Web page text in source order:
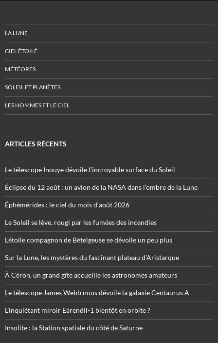
LA LUNE
CIEL ÉTOILÉ
MÉTÉORES
SOLEIL ET PLANÈTES
LES HOMMES ET LE CIEL
ARTICLES RÉCENTS
Le télescope Inouye dévoile l’incroyable surface du Soleil
Éclipse du 12 août : un avion de la NASA dans l’ombre de la Lune
Éphémérides : le ciel du mois d’août 2026
Le Soleil se lève, rougi par les fumées des incendies
L’étoile compagnon de Bételgeuse se dévoile un peu plus
Sur la Lune, les mystères du fascinant plateau d’Aristarque
À Céron, un grand gîte accueille les astronomes amateurs
Le télescope James Webb nous dévoile la galaxie Centaurus A
L’inquiétant miroir Eärendil-1 bientôt en orbite ?
Insolite : la Station spatiale du côté de Saturne